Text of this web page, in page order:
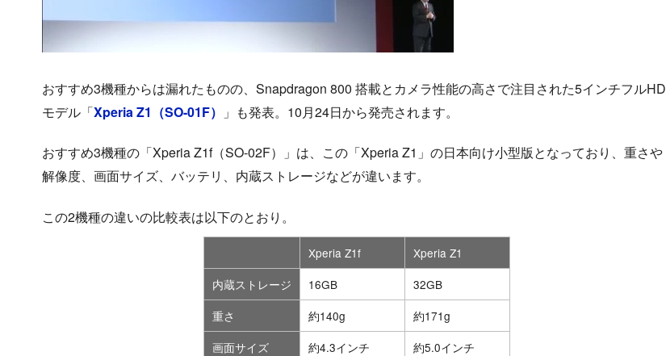
おすすめ3機種からは漏れたものの、Snapdragon 800 搭載とカメラ性能の高さで注目された5インチフルHD
モデル「Xperia Z1（SO-01F） 」も発表。10月24日から発売されます。
おすすめ3機種の「Xperia Z1f（SO-02F）」は、この「Xperia Z1」の日本向け小型版となっており、重さや
解像度、画面サイズ、バッテリ、内蔵ストレージなどが違います。
この2機種の違いの比較表は以下のとおり。
Xperia Z1f
Xperia Z1
内蔵ストレージ
16GB
32GB
重さ
約140g
約171g
画面サイズ
約4.3インチ
約5.0インチ